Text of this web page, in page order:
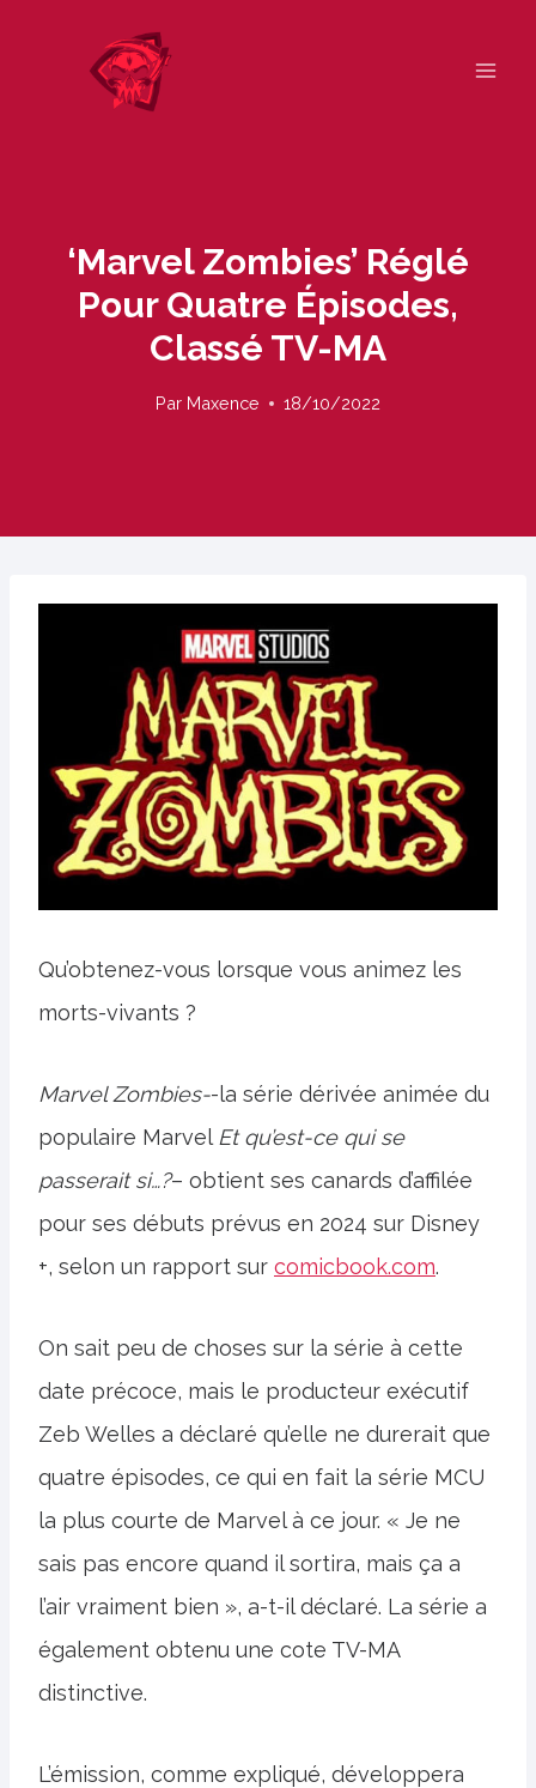
‘Marvel Zombies’ Réglé
Pour Quatre Épisodes,
Classé TV-MA
Par Maxence 18/10/2022
Qu’obtenez-vous lorsque vous animez les
morts-vivants ?
Marvel Zombies--la série dérivée animée du
populaire Marvel Et qu’est-ce qui se
passerait si…?– obtient ses canards d’affilée
pour ses débuts prévus en 2024 sur Disney
+, selon un rapport sur comicbook.com.
On sait peu de choses sur la série à cette
date précoce, mais le producteur exécutif
Zeb Welles a déclaré qu’elle ne durerait que
quatre épisodes, ce qui en fait la série MCU
la plus courte de Marvel à ce jour. « Je ne
sais pas encore quand il sortira, mais ça a
l’air vraiment bien », a-t-il déclaré. La série a
également obtenu une cote TV-MA
distinctive.
L’émission, comme expliqué, développera